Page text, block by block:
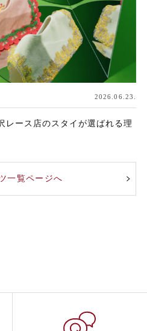
2026.06.23.
レース店のスタイが選ばれる理
一覧ページへ